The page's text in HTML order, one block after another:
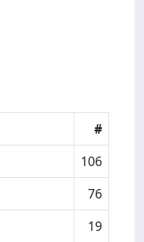
#
106
76
19